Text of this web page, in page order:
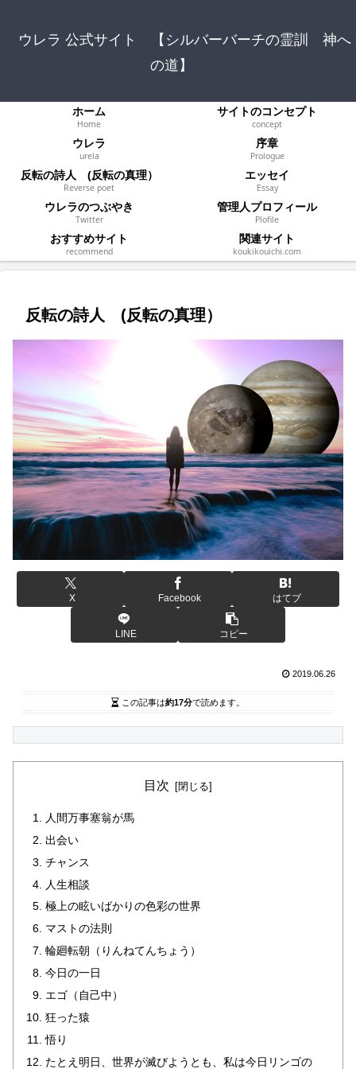
ウレラ 公式サイト 【シルバーバーチの霊訓 神へ
の道】
ホーム
Home
サイトのコンセプト
concept
ウレラ
urela
序章
Prologue
反転の詩人 (反転の真理）
Reverse poet
エッセイ
Essay
ウレラのつぶやき
Twitter
管理人プロフィール
Plofile
おすすめサイト
recommend
関連サイト
koukikouichi.com
反転の詩人 (反転の真理）
X Facebook はてブ
LINE コピー
2019.06.26
この記事は約17分で読めます。
目次
人間万事塞翁が馬
出会い
チャンス
人生相談
極上の眩いばかりの色彩の世界
マストの法則
輪廻転朝（りんねてんちょう）
今日の一日
エゴ（自己中）
狂った猿
悟り
たとえ明日、世界が滅びようとも、私は今日リンゴの